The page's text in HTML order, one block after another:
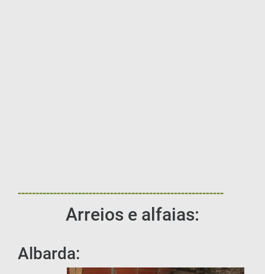
----------------------------------------------------------
Arreios e alfaias:
Albarda: